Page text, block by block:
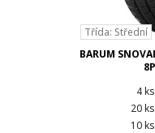
Třída: Střední
BARUM
4 ks
20 ks
10 ks